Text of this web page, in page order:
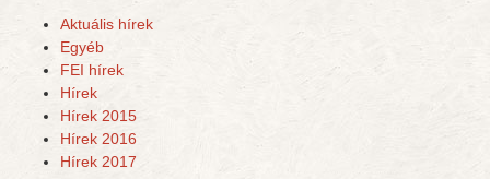
Aktuális hírek
Egyéb
FEI hírek
Hírek
Hírek 2015
Hírek 2016
Hírek 2017